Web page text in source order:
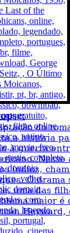
do
a história
à guerra
índios,
O drama
uma das
maior é
Heyward,